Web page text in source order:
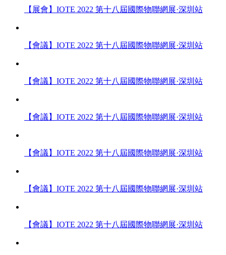
【展會】IOTE 2022 第十八屆國際物聯網展·深圳站
【會議】IOTE 2022 第十八屆國際物聯網展·深圳站
【會議】IOTE 2022 第十八屆國際物聯網展·深圳站
【會議】IOTE 2022 第十八屆國際物聯網展·深圳站
【會議】IOTE 2022 第十八屆國際物聯網展·深圳站
【會議】IOTE 2022 第十八屆國際物聯網展·深圳站
【會議】IOTE 2022 第十八屆國際物聯網展·深圳站